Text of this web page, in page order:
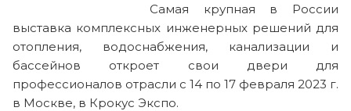
Самая крупная в России
выставка комплексных инженерных решений для
отопления, водоснабжения, канализации и
бассейнов откроет свои двери для
профессионалов отрасли с 14 по 17 февраля 2023 г.
в Москве, в Крокус Экспо.